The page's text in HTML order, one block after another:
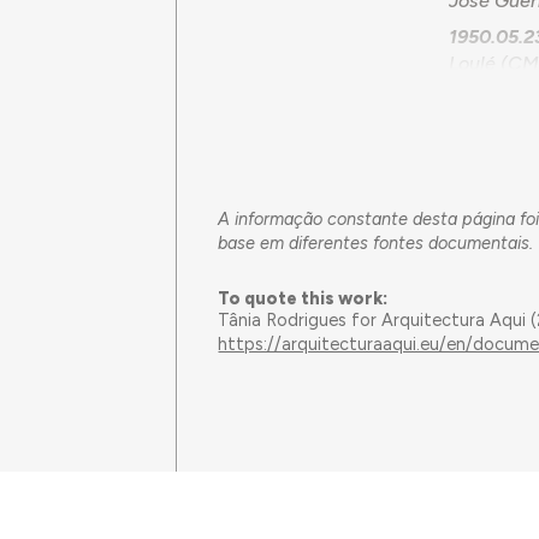
volta a
que
proposta
A informação constante desta página
base em diferentes fontes documentais.
To quote this work:
Tânia Rodrigues for Arquitectura Aqui
https://arquitecturaaqui.eu/en/